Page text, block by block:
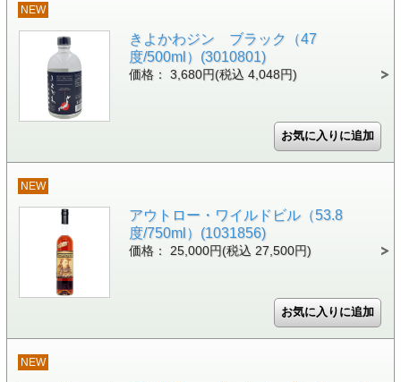
NEW
きよかわジン ブラック（47
度/500ml）(3010801)
価格： 3,680円(税込 4,048円)
NEW
アウトロー・ワイルドビル（53.8
度/750ml）(1031856)
価格： 25,000円(税込 27,500円)
NEW